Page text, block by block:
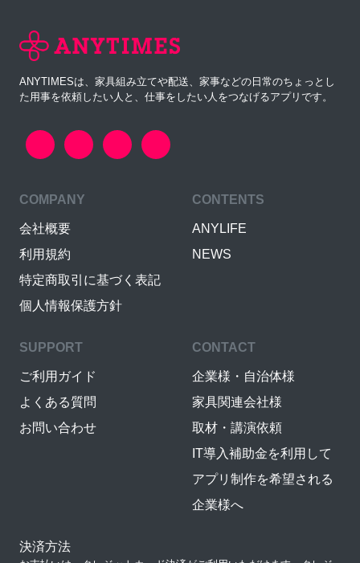
ANYTIMESは、家具組み立てや配送、家事などの日常のちょっとし
た用事を依頼したい人と、仕事をしたい人をつなげるアプリです。
COMPANY
会社概要
利用規約
特定商取引に基づく表記
個人情報保護方針
CONTENTS
ANYLIFE
NEWS
SUPPORT
ご利用ガイド
よくある質問
お問い合わせ
CONTACT
企業様・自治体様
家具関連会社様
取材・講演依頼
IT導入補助金を利用して
アプリ制作を希望される
企業様へ
決済方法